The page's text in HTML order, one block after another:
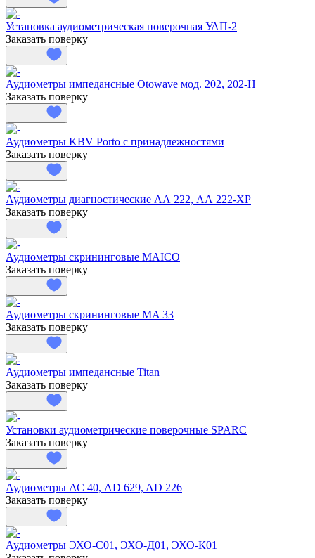
Установка аудиометрическая поверочная УАП-2
Заказать поверку
Аудиометры импедансные Otowave мод. 202, 202-H
Заказать поверку
Аудиометры KBV Porto с принадлежностями
Заказать поверку
Аудиометры диагностические АА 222, АА 222-XP
Заказать поверку
Аудиометры скрининговые MAICO
Заказать поверку
Аудиометры скрининговые MA 33
Заказать поверку
Аудиометры импедансные Titan
Заказать поверку
Установки аудиометрические поверочные SPARC
Заказать поверку
Аудиометры АС 40, AD 629, AD 226
Заказать поверку
Аудиометры ЭХО-С01, ЭХО-Д01, ЭХО-К01